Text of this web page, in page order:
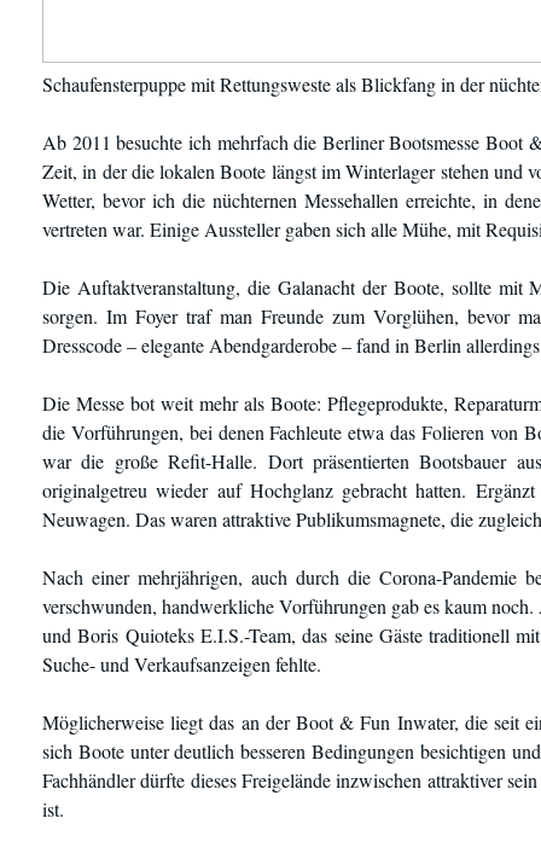
Schaufensterpuppe mit Rettungsweste als Blickfang in der
Ab 2011 besuchte ich mehrfach die Berliner Bootsmesse Boot
Zeit, in der die lokalen Boote längst im Winterlager stehen und
Wetter, bevor ich die nüchternen Messehallen erreichte, in
vertreten war. Einige Aussteller gaben sich alle Mühe, mit
Die Auftaktveranstaltung, die Galanacht der Boote, sollte mit
sorgen. Im Foyer traf man Freunde zum Vorglühen, bevor
Dresscode – elegante Abendgarderobe – fand in Berlin
Die Messe bot weit mehr als Boote: Pflegeprodukte,
die Vorführungen, bei denen Fachleute etwa das Folieren von
war die große Refit-Halle. Dort präsentierten Bootsbauer
originalgetreu wieder auf Hochglanz gebracht hatten.
Neuwagen. Das waren attraktive Publikumsmagnete, die
Nach einer mehrjährigen, auch durch die Corona-Pandemie
verschwunden, handwerkliche Vorführungen gab es kaum
und Boris Quioteks E.I.S.-Team, das seine Gäste traditionell
Suche- und Verkaufsanzeigen fehlte.
Möglicherweise liegt das an der Boot & Fun Inwater, die seit
sich Boote unter deutlich besseren Bedingungen besichtigen
Fachhändler dürfte dieses Freigelände inzwischen attraktiver
ist.